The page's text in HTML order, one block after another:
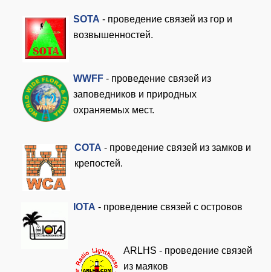
SOTA - проведение связей из гор и
возвышенностей.
WWFF - проведение связей из
заповедников и природных
охраняемых мест.
COTA - проведение связей из замков и
крепостей.
OTA - проведение связей с островов
ARLHS - проведение связей
из маяков